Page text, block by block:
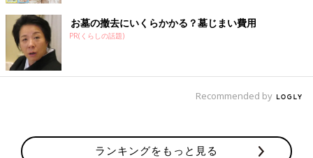
出典：Instagramアカウント「emu__mama_kiroku」
emu__mamaさんがキッチンで使用しているのはニトリのキャニ
しかも口が大きくて洗いやすいみたいですよ。
お墓の撤去にいくらかかる？墓じまい費用
PR(くらしの話題)
Recommended by
ランキングをもっと見る